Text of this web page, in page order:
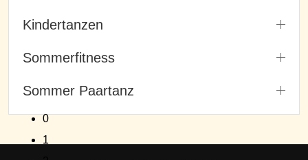
0
1
Kindertanzen
Sommerfitness
Sommer Paartanz